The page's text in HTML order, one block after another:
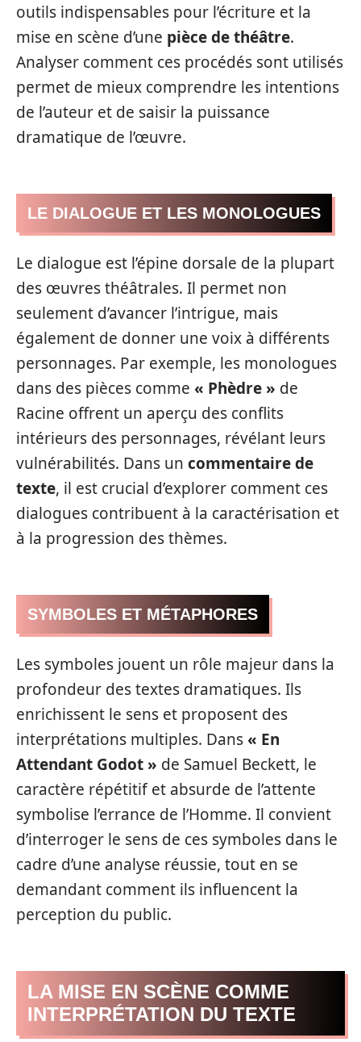
outils indispensables pour l’écriture et la
mise en scène d’une pièce de théâtre.
Analyser comment ces procédés sont utilisés
permet de mieux comprendre les intentions
de l’auteur et de saisir la puissance
dramatique de l’œuvre.
LE DIALOGUE ET LES MONOLOGUES
Le dialogue est l’épine dorsale de la plupart
des œuvres théâtrales. Il permet non
seulement d’avancer l’intrigue, mais
également de donner une voix à différents
personnages. Par exemple, les monologues
dans des pièces comme « Phèdre » de
Racine offrent un aperçu des conflits
intérieurs des personnages, révélant leurs
vulnérabilités. Dans un commentaire de
texte, il est crucial d’explorer comment ces
dialogues contribuent à la caractérisation et
à la progression des thèmes.
SYMBOLES ET MÉTAPHORES
Les symboles jouent un rôle majeur dans la
profondeur des textes dramatiques. Ils
enrichissent le sens et proposent des
interprétations multiples. Dans « En
Attendant Godot » de Samuel Beckett, le
caractère répétitif et absurde de l’attente
symbolise l’errance de l’Homme. Il convient
d’interroger le sens de ces symboles dans le
cadre d’une analyse réussie, tout en se
demandant comment ils influencent la
perception du public.
LA MISE EN SCÈNE COMME
INTERPRÉTATION DU TEXTE